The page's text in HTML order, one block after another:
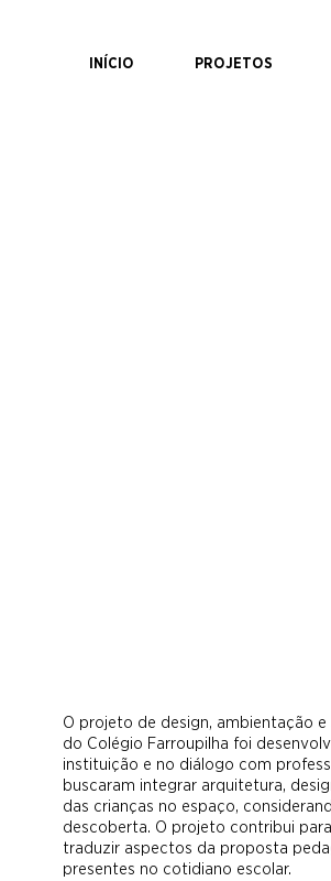
INÍCIO PROJETOS
O projeto de design, ambientação
do Colégio Farroupilha foi
instituição e no diálogo com
buscaram integrar arquitetura,
das crianças no espaço,
descoberta. O projeto contribui
traduzir aspectos da proposta
presentes no cotidiano escolar.